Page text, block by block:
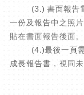
(3.) 書面報告電
一份及報告中之照
貼在書面報告後面。
(4.)最後一頁需
成長報告書，視同未